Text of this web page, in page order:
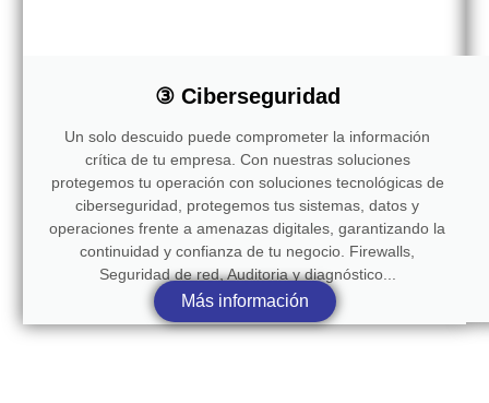
③ Ciberseguridad
Un solo descuido puede comprometer la información
crítica de tu empresa. Con nuestras soluciones
protegemos tu operación con soluciones tecnológicas de
ciberseguridad, protegemos tus sistemas, datos y
operaciones frente a amenazas digitales, garantizando la
continuidad y confianza de tu negocio. Firewalls,
Seguridad de red, Auditoria y diagnóstico...
Más información